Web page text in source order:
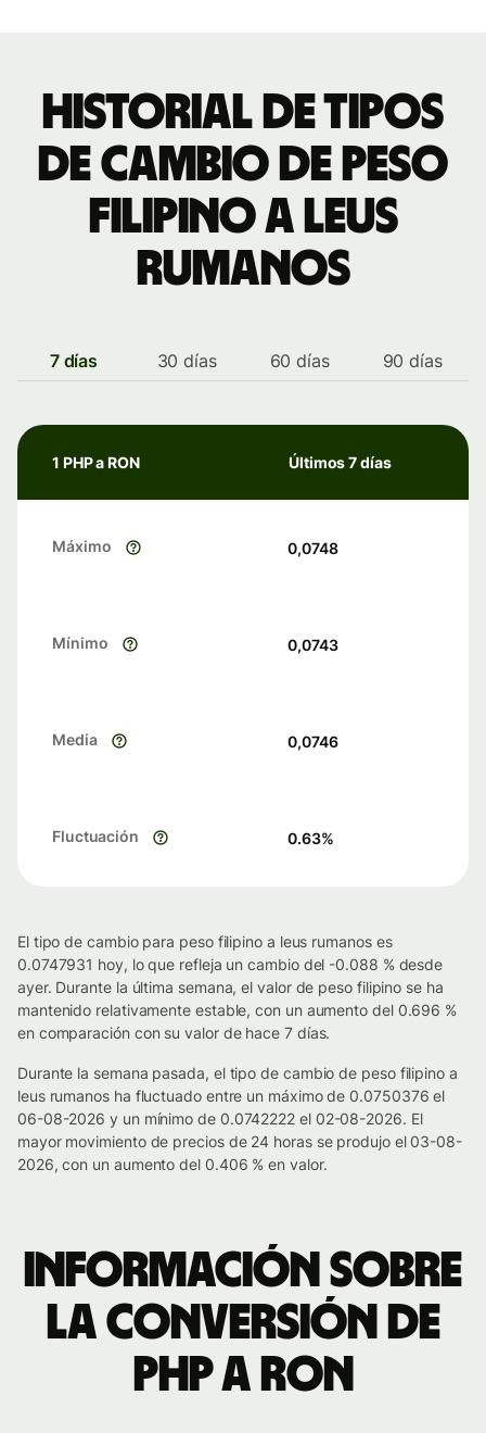
Historial de tipos
de cambio de peso
filipino a leus
rumanos
7 días 30 días 60 días 90 días
1 PHP a RON Últimos 7 días
Máximo 0,0748
Mínimo 0,0743
Media 0,0746
Fluctuación 0.63%
El tipo de cambio para peso filipino a leus rumanos es
0.0747931 hoy, lo que refleja un cambio del -0.088 % desde
ayer. Durante la última semana, el valor de peso filipino se ha
mantenido relativamente estable, con un aumento del 0.696 %
en comparación con su valor de hace 7 días.
Durante la semana pasada, el tipo de cambio de peso filipino a
leus rumanos ha fluctuado entre un máximo de 0.0750376 el
06-08-2026 y un mínimo de 0.0742222 el 02-08-2026. El
mayor movimiento de precios de 24 horas se produjo el 03-08-
2026, con un aumento del 0.406 % en valor.
Información sobre
la conversión de
PHP a RON